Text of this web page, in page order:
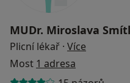
MUDr. Miroslava
Plicní lékař · Více
Most 1 adresa